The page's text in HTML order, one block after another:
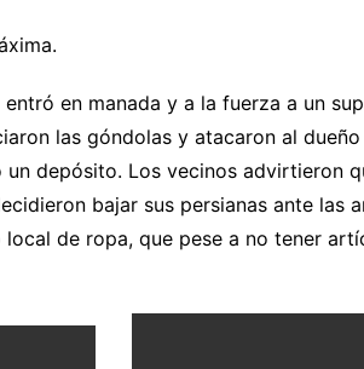
en manada y a la fuerza a un
las góndolas y atacaron al
depósito. Los vecinos advirtieron
bajar sus persianas ante las
de ropa, que pese a no tener